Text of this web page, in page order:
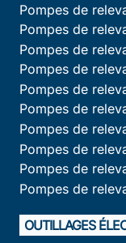
Pompes de
Pompes de
Pompes de
Pompes de
Pompes de
Pompes de
Pompes de
Pompes de
Pompes de
Pompes de
OUTILLAGES